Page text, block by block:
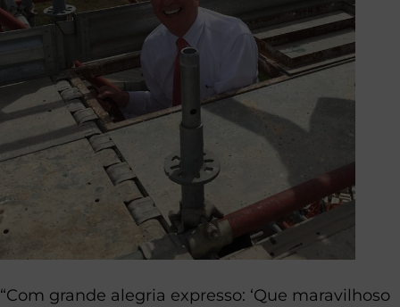
“Com grande alegria expresso: ‘Que maravilhoso